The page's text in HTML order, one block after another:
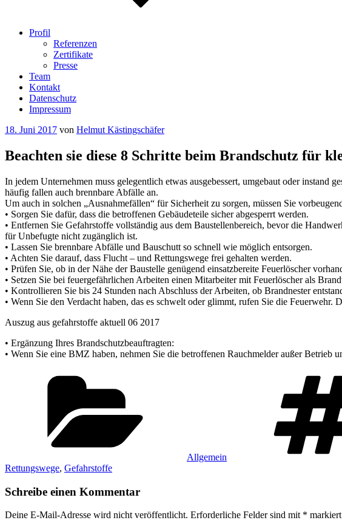
Profil
Referenzen
Zertifikate
Presse
Team
Kontakt
Datenschutz
Impressum
Veröffentlicht
18. Juni 2017 von Helmut Kästingschäfer
Beachten sie diese 8 Schritte beim Brandschutz für
In jedem Unternehmen muss gelegentlich etwas ausgebessert, umgebaut oder
häufig fallen auch brennbare Abfälle an.
Um auch in solchen „Ausnahmefällen“ für Sicherheit zu sorgen, müssen Sie
• Sorgen Sie dafür, dass die betroffenen Gebäudeteile sicher abgesperrt werden.
• Entfernen Sie Gefahrstoffe vollständig aus dem Baustellenbereich, bevor die
für Unbefugte nicht zugänglich ist.
• Lassen Sie brennbare Abfälle und Bauschutt so schnell wie möglich entsorgen.
• Achten Sie darauf, dass Flucht – und Rettungswege frei gehalten werden.
• Prüfen Sie, ob in der Nähe der Baustelle genügend einsatzbereite Feuerlöscher
• Setzen Sie bei feuergefährlichen Arbeiten einen Mitarbeiter mit Feuerlöscher als
• Kontrollieren Sie bis 24 Stunden nach Abschluss der Arbeiten, ob Brandnester
• Wenn Sie den Verdacht haben, das es schwelt oder glimmt, rufen Sie die
Auszug aus gefahrstoffe aktuell 06 2017
• Ergänzung Ihres Brandschutzbeauftragten:
• Wenn Sie eine BMZ haben, nehmen Sie die betroffenen Rauchmelder außer Betrieb
Allgemein
Rettungswege, Gefahrstoffe
Schreibe einen Kommentar
Deine E-Mail-Adresse wird nicht veröffentlicht. Erforderliche Felder sind mit * markiert